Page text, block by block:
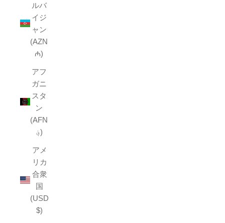
ルバ
イジ
ャン
(AZN
₼)
アフ
ガニ
スタ
ン
(AFN
؋)
アメ
リカ
合衆
国
(USD
$)